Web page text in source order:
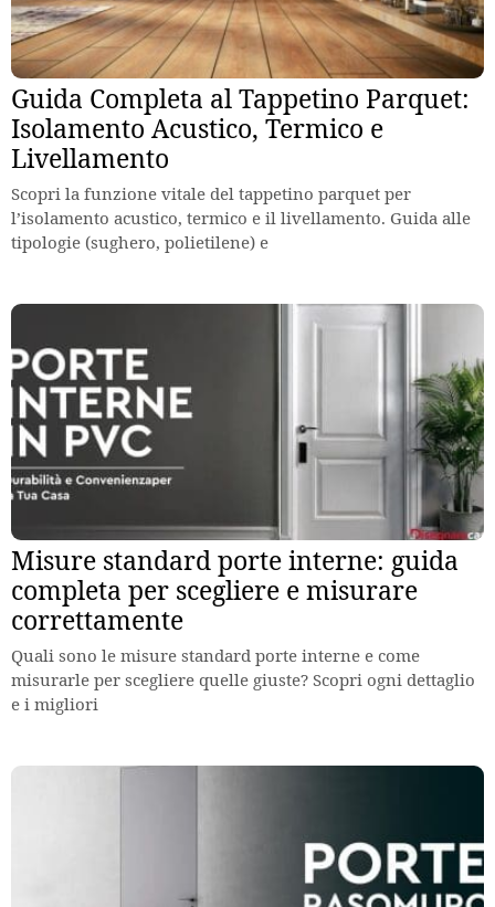
Guida Completa al Tappetino Parquet:
Isolamento Acustico, Termico e
Livellamento
Scopri la funzione vitale del tappetino parquet per
l’isolamento acustico, termico e il livellamento. Guida alle
tipologie (sughero, polietilene) e
Misure standard porte interne: guida
completa per scegliere e misurare
correttamente
Quali sono le misure standard porte interne e come
misurarle per scegliere quelle giuste? Scopri ogni dettaglio
e i migliori